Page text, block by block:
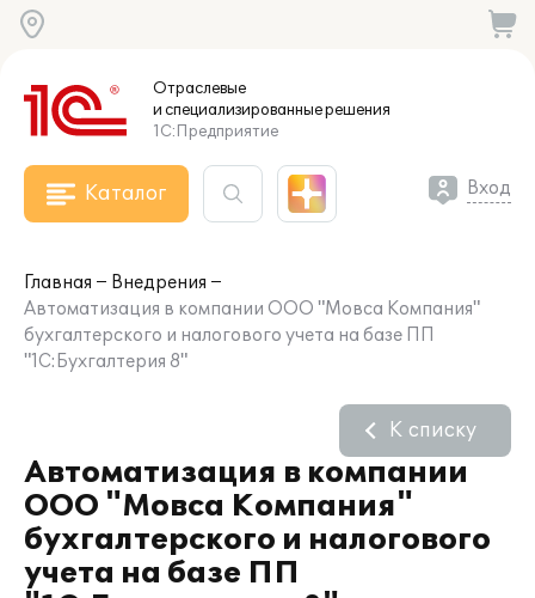
Отраслевые
и специализированныерешения
1С:Предприятие
Каталог Вход
Главная
Внедрения
Автоматизация в компании ООО "Мовса Компания"
бухгалтерского и налогового учета на базе ПП
"1С:Бухгалтерия 8"
Автоматизация в компании
ООО "Мовса Компания"
бухгалтерского и налогового
учета на базе ПП
К списку